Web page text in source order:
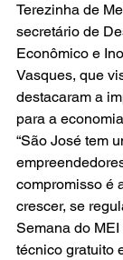
Terezinha de
secretário de
Econômico e
Vasques, que
destacaram a
para a
“São José tem
compromisso é
crescer, se
Semana do
técnico gratuito